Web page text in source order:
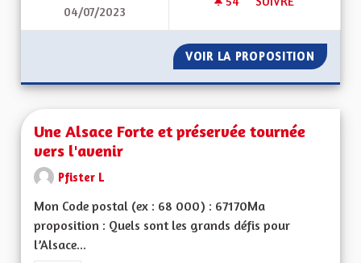
04/07/2023
VOIR LA PROPOSITION LA
Une Alsace Forte et préservée tournée
vers l'avenir
Pfister L
Mon Code postal (ex : 68 000) : 67170Ma
proposition : Quels sont les grands défis pour
l’Alsace...